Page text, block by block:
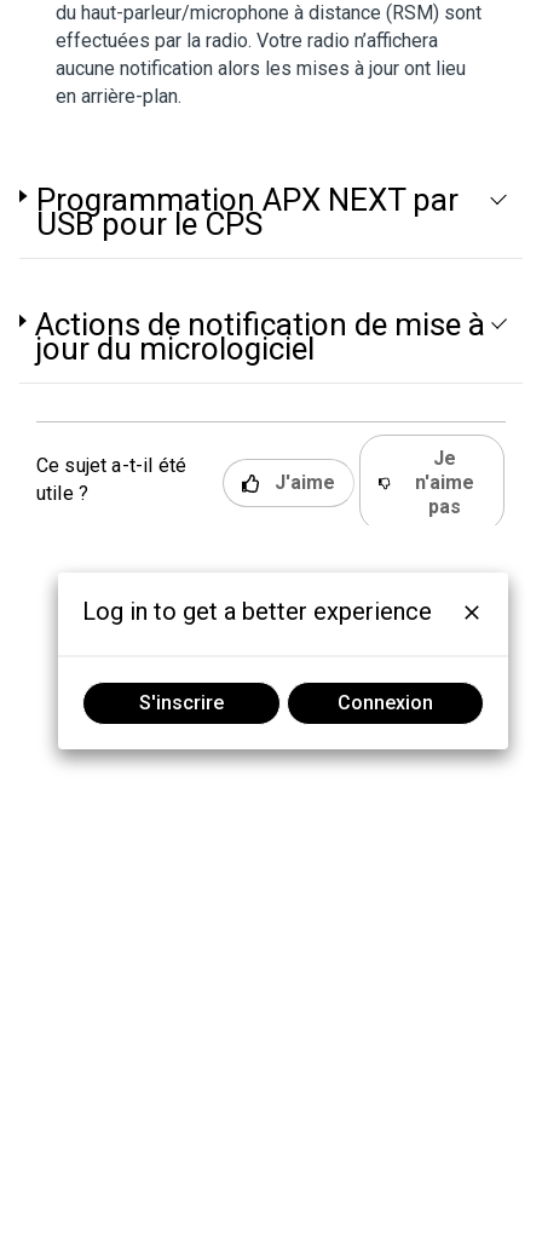
du haut-parleur/microphone à distance (RSM) sont
effectuées par la radio. Votre radio n’affichera
aucune notification alors les mises à jour ont lieu
en arrière-plan.
Programmation APX NEXT par
USB pour le CPS
Actions de notification de mise à
jour du micrologiciel
Ce sujet a-t-il été
utile ?
J'aime
Je
n'aime
pas
Log in to get a better experience
S'inscrire Connexion